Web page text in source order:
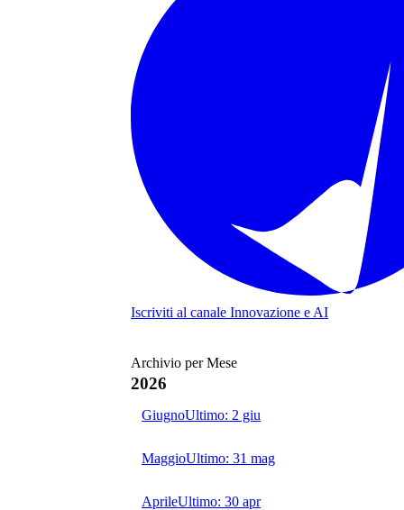
Iscriviti al canale Innovazione e AI
Archivio per Mese
2026
GiugnoUltimo: 2 giu
MaggioUltimo: 31 mag
AprileUltimo: 30 apr